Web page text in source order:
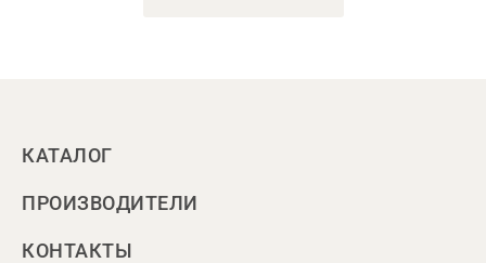
КАТАЛОГ
ПРОИЗВОДИТЕЛИ
КОНТАКТЫ